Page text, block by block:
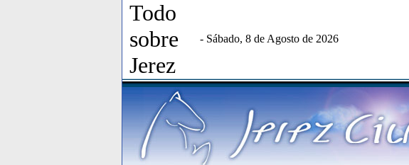
Todo
sobre
Jerez
- Sábado, 8 de Agosto de 2026